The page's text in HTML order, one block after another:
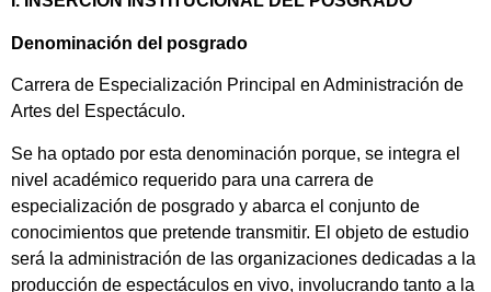
Denominación del posgrado
Carrera de Especialización Principal en Administración de
Artes del Espectáculo.
Se ha optado por esta denominación porque, se integra el
nivel académico requerido para una carrera de
especialización de posgrado y abarca el conjunto de
conocimientos que pretende transmitir. El objeto de estudio
será la administración de las organizaciones dedicadas a la
producción de espectáculos en vivo, involucrando tanto a la